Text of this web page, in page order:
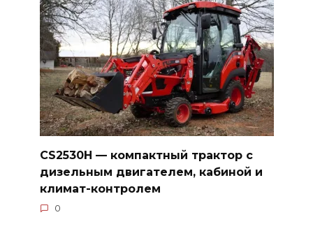
CS2530H — компактный трактор с
дизельным двигателем, кабиной и
климат-контролем
0